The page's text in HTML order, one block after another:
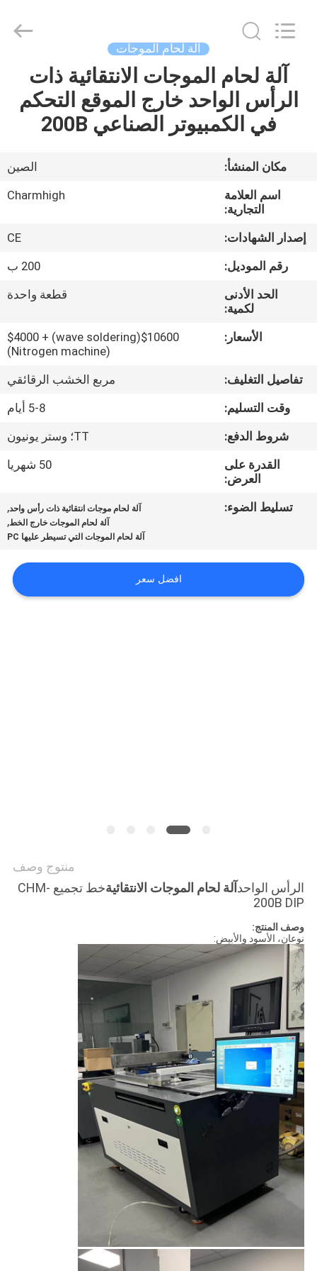
منتجات
مقاطع
الفيديو
معلومات
جولة
المصنع
مراقبة
الجودة
اتصل
أخبار
SHOPPING
ON
LINE
TECHNOLOGY
LIMITED.
Reserved.
آلة لحام الموجات
آلة لحام الموجات الانتقائية ذات
الرأس الواحد خارج الموقع التحكم
في الكمبيوتر الصناعي 200B
مكان المنشأ:
الصين
اسم العلامة
التجارية:
Charmhigh
إصدار الشهادات:
CE
رقم الموديل:
200 ب
الحد الأدنى
لكمية:
قطعة واحدة
الأسعار:
$10600(wave soldering) + $4000
(Nitrogen machine)
تفاصيل التغليف:
مربع الخشب الرقائقي
وقت التسليم:
5-8 أيام
شروط الدفع:
TT؛ وستر يونيون
القدرة على
العرض:
50 شهريا
تسليط الضوء: آلة لحام موجات انتقائية ذات رأس واحد,
آلة لحام الموجات خارج الخط,
آلة لحام الموجات التي تسيطر عليها PC
افضل سعر
منتوج وصف
الرأس الواحد آلة لحام الموجات الانتقائية
خط تجميع CHM-
200B DIP
وصف المنتج:
نوعان، الأسود والأبيض: